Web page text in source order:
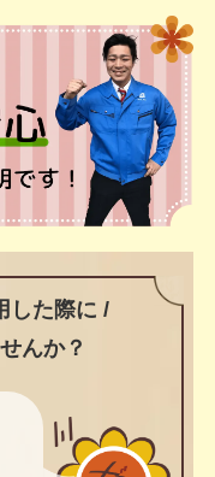
した際に /
んか？